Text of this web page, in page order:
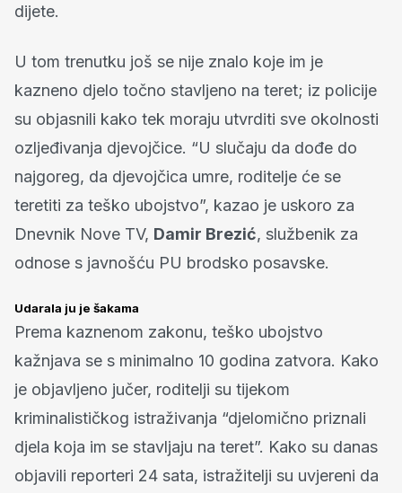
dijete.
U tom trenutku još se nije znalo koje im je
kazneno djelo točno stavljeno na teret; iz policije
su objasnili kako tek moraju utvrditi sve okolnosti
ozljeđivanja djevojčice. “U slučaju da dođe do
najgoreg, da djevojčica umre, roditelje će se
teretiti za teško ubojstvo”, kazao je uskoro za
Dnevnik Nove TV, Damir Brezić, službenik za
odnose s javnošću PU brodsko posavske.
Udarala ju je šakama
Prema kaznenom zakonu, teško ubojstvo
kažnjava se s minimalno 10 godina zatvora. Kako
je objavljeno jučer, roditelji su tijekom
kriminalističkog istraživanja “djelomično priznali
djela koja im se stavljaju na teret”. Kako su danas
objavili reporteri 24 sata, istražitelji su uvjereni da